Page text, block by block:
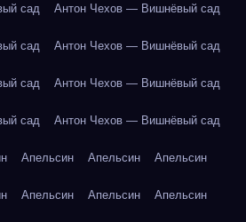
сад Антон Чехов — Вишнёвый сад
сад Антон Чехов — Вишнёвый сад
сад Антон Чехов — Вишнёвый сад
сад Антон Чехов — Вишнёвый сад
Апельсин Апельсин Апельсин
Апельсин Апельсин Апельсин